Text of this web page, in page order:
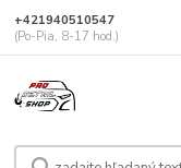
+421940510547
(Po-Pia, 8-17 hod.)